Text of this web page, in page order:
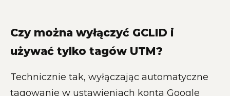
Czy można wyłączyć GCLID i
używać tylko tagów UTM?
Technicznie tak, wyłączając automatyczne
tagowanie w ustawieniach konta Google